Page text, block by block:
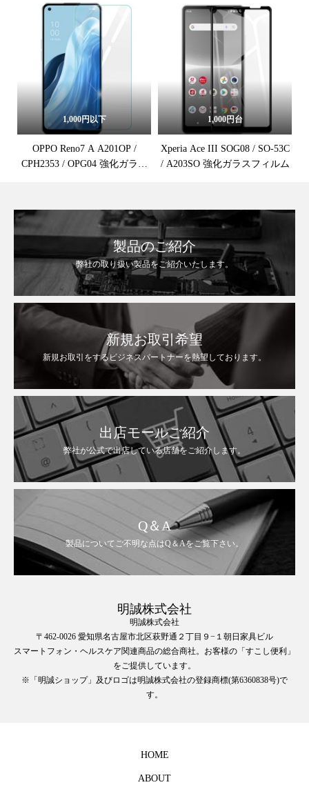
1,000円以下
OPPO Reno7 A A201OP /
CPH2353 / OPG04 強化ガラス
1,000円台
Xperia Ace III SOG08 / SO-53C
/ A203SO 強化ガラスフィルム
製品のご紹介
弊社の取り扱い製品をご紹介いたします。
新規お取引希望
新規お取引をするビジネスパートナーを熱望しております。
出店モールご紹介
弊社が公式で出店している店舗をご紹介します。
Q＆A
製品についてご不明な点はQ＆Aをご覧下さい。
明誠株式会社
明誠株式会社
〒462-0026 愛知県名古屋市北区萩野通２丁目９−１朝日家具ビル
スマートフォン・ヘルスケア関連商品の総合商社。お客様の「すこし便利」
をご提供しています。
※「明誠ショップ」及びロゴは明誠株式会社の登録商標(第6360838号)で
す。
HOME
ABOUT